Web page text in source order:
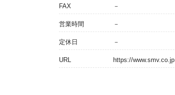
FAX －
営業時間 －
定休日 －
URL https://www.smv.co.jp